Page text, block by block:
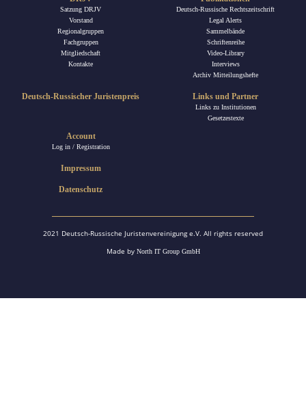
Satzung DRJV
Vorstand
Regionalgruppen
Fachgruppen
Mitgliedschaft
Kontakte
Deutsch-Russische Rechtszeitschrift
Legal Alerts
Sammelbände
Schriftenreihe
Video-Library
Interviews
Archiv Mitteilungshefte
Deutsch-Russischer Juristenpreis
Account
Log in / Registration
Links und Partner
Links zu Institutionen
Gesetzestexte
Impressum
Datenschutz
2021 Deutsch-Russische Juristenvereinigung e.V. All rights reserved
Made by North IT Group GmbH